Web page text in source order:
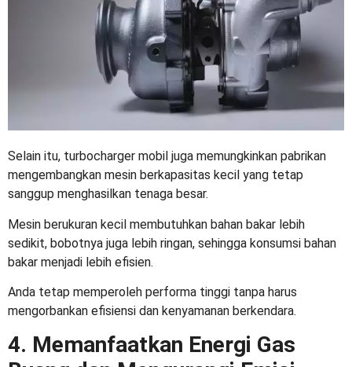
Selain itu, turbocharger mobil juga memungkinkan pabrikan
mengembangkan mesin berkapasitas kecil yang tetap
sanggup menghasilkan tenaga besar.
Mesin berukuran kecil membutuhkan bahan bakar lebih
sedikit, bobotnya juga lebih ringan, sehingga konsumsi bahan
bakar menjadi lebih efisien.
Anda tetap memperoleh performa tinggi tanpa harus
mengorbankan efisiensi dan kenyamanan berkendara.
4. Memanfaatkan Energi Gas